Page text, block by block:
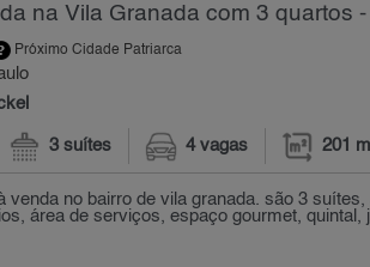
na Vila Granada com 3 quartos -
Próximo Cidade Patriarca
3 suítes 4 vagas 201
venda no bairro de vila granada. são 3 suítes,
área de serviços, espaço gourmet, quintal,